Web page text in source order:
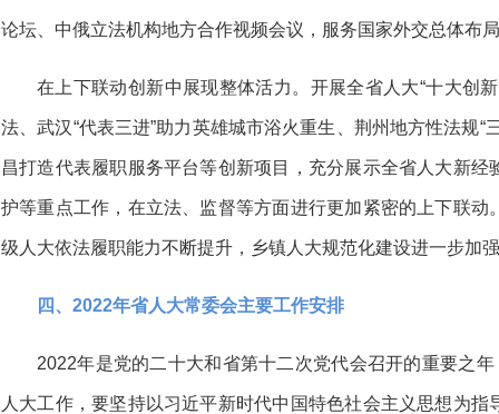
论坛、中俄立法机构地方合作视频会议，服务国家外交总体布
在上下联动创新中展现整体活力。开展全省人大“十大创
法、武汉“代表三进”助力英雄城市浴火重生、荆州地方性法规“
昌打造代表履职服务平台等创新项目，充分展示全省人大新
护等重点工作，在立法、监督等方面进行更加紧密的上下联
级人大依法履职能力不断提升，乡镇人大规范化建设进一步加
四、2022年省人大常委会主要工作安排
2022年是党的二十大和省第十二次党代会召开的重要之
人大工作，要坚持以习近平新时代中国特色社会主义思想为